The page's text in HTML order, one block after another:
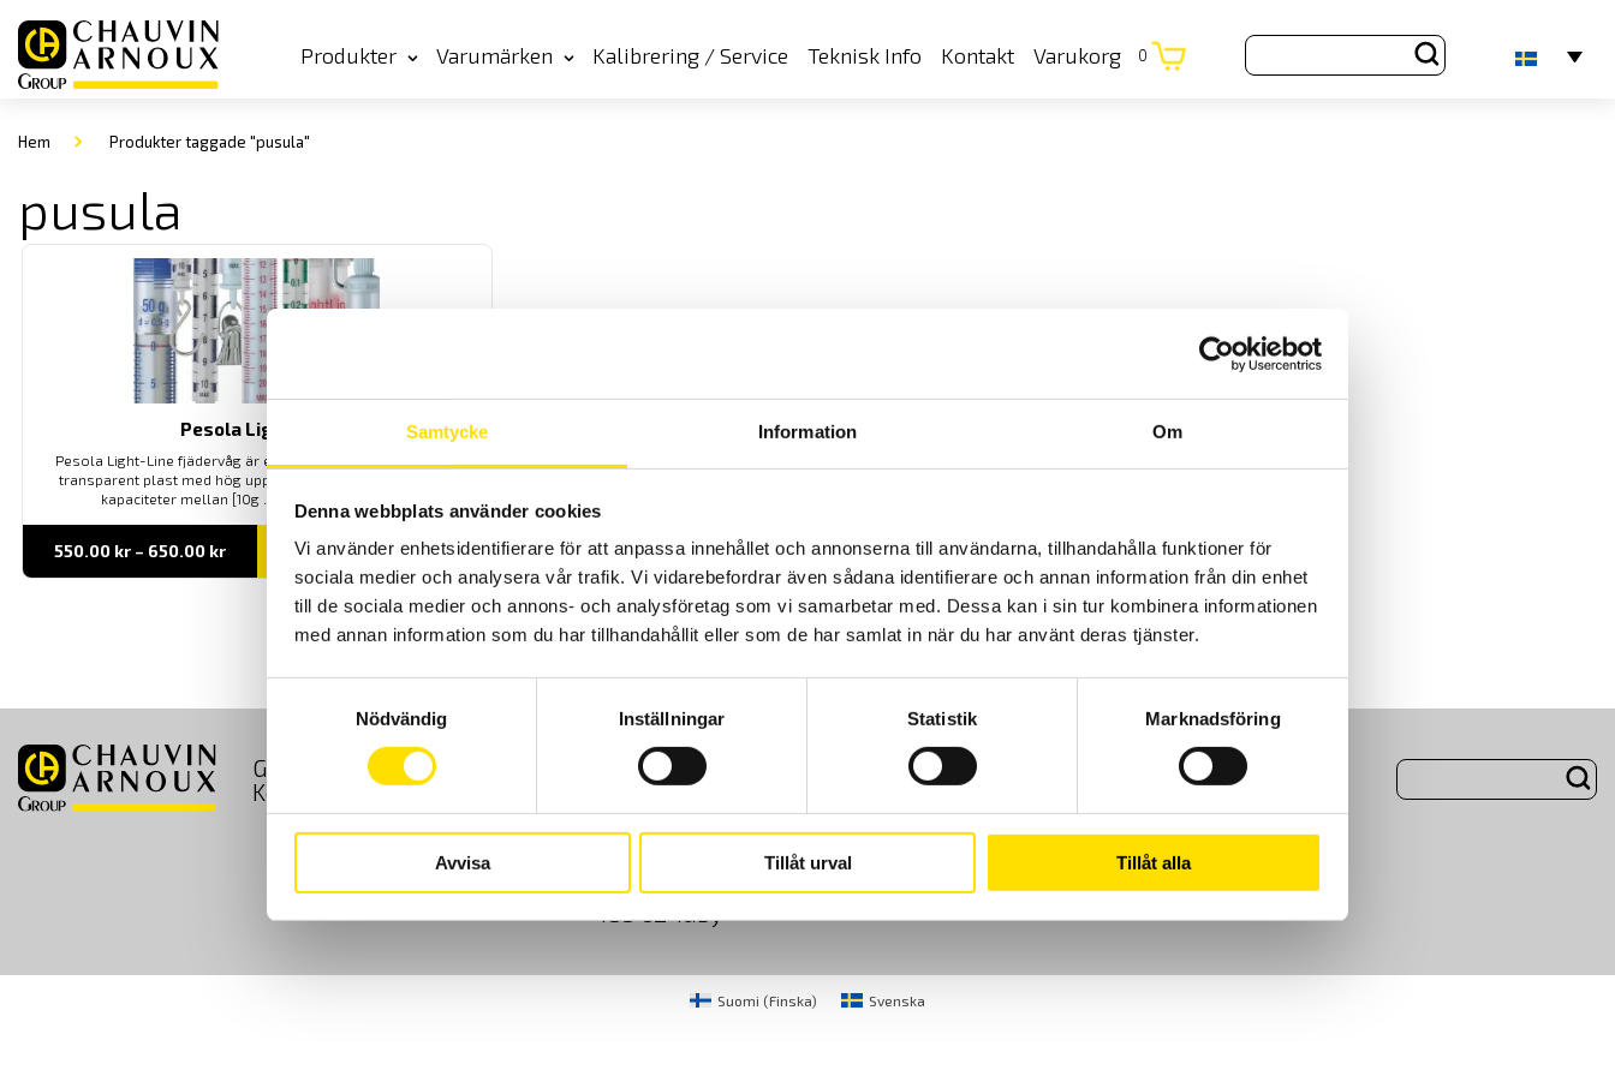
Samtycke Information Om
Denna webbplats använder cookies
Vi använder enhetsidentifierare för att anpassa innehållet och annonserna till användarna, tillhandahålla funktioner för
sociala medier och analysera vår trafik. Vi vidarebefordrar även sådana identifierare och annan information från din enhet
till de sociala medier och annons- och analysföretag som vi samarbetar med. Dessa kan i sin tur kombinera informationen
med annan information som du har tillhandahållit eller som de har samlat in när du har använt deras tjänster.
Nödvändig
Inställningar Statistik Marknadsföring
Avvisa Tillåt urval Tillåt alla
Produkter Varumärken Kalibrering / Service Teknisk Info Kontakt Varukorg 0
Hem Produkter taggade "pusula"
pusula
Pesola Light Line
Pesola Light-Line fjädervåg är en smidig och lätt fjädervåg i
transparent plast med hög upplösning. Finns i flertal olika
kapaciteter mellan [10g ... 1000g och 1N ... 10N]
550.00 kr – 650.00 krPrisintervall:
till
650.00 kr
LÄS MER
GDPR Köpvillkor Cookies Kundundersökning
Om Oss
Kontakt
CA Mätsystem AB
183 62 Täby
08-50 52 68 00
info@camatsystem.com
Suomi (Finska) Svenska